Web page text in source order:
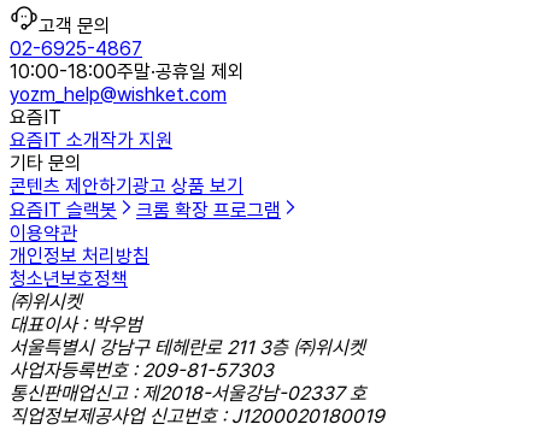
고객 문의
02-6925-4867
10:00-18:00주말·공휴일 제외
yozm_help@wishket.com
요즘IT
요즘IT 소개작가 지원
기타 문의
콘텐츠 제안하기 광고 상품 보기
요즘IT 슬랙봇
크롬 확장 프로그램
이용약관
개인정보 처리방침
청소년보호정책
㈜위시켓
대표이사 : 박우범
서울특별시 강남구 테헤란로 211 3층 ㈜위시켓
사업자등록번호 : 209-81-57303
통신판매업신고 : 제2018-서울강남-02337 호
직업정보제공사업 신고번호 : J1200020180019